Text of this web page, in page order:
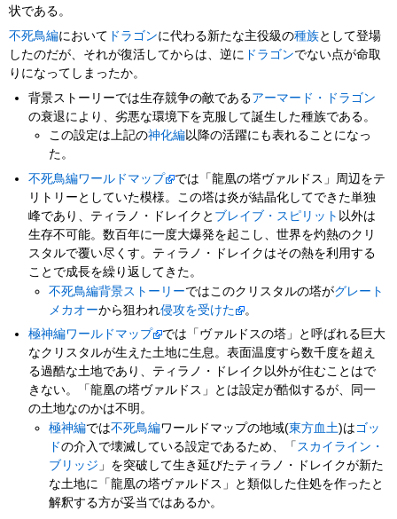
状である。
不死鳥編において ドラゴンに代わる新たな主役級の種族として登場
したのだが、それが復活してからは、逆に ドラゴンでない点が命取
りになってしまったか。
背景ストーリーでは生存競争の敵であるアーマード・ドラゴン
の衰退により、劣悪な環境下を克服して誕生した種族である。
この設定は上記の神化編以降の活躍にも表れることになっ
た。
不死鳥編ワールドマップ
では「龍凰の塔ヴァルドス」周辺をテ
リトリーとしていた模様。この塔は炎が結晶化してできた単独
峰であり、ティラノ・ドレイクと ブレイブ・スピリット 以外は
生存不可能。数百年に一度大爆発を起こし、世界を灼熱のクリ
スタルで覆い尽くす。ティラノ・ドレイクはその熱を利用する
ことで成長を繰り返してきた。
不死鳥編背景ストーリーではこのクリスタルの塔がグレート
メカオーから狙われ侵攻を受けた
。
極神編ワールドマップ
では「ヴァルドスの塔」と呼ばれる巨大
なクリスタルが生えた土地に生息。表面温度すら数千度を超え
る過酷な土地であり、ティラノ・ドレイク以外が住むことはで
きない。「龍凰の塔ヴァルドス」とは設定が酷似するが、同一
の土地なのかは不明。
極神編では不死鳥編ワールドマップの地域(東方血土)はゴッ
ドの介入で壊滅している設定であるため、「 スカイライン・
ブリッジ 」を突破して生き延びたティラノ・ドレイクが新た
な土地に「龍凰の塔ヴァルドス」と類似した住処を作ったと
解釈する方が妥当ではあるか。